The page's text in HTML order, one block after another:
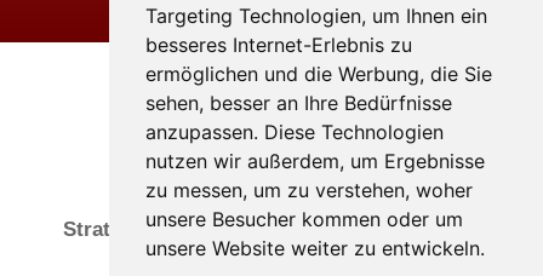
Targeting Technologien, um Ihnen ein
besseres Internet-Erlebnis zu
ermöglichen und die Werbung, die Sie
sehen, besser an Ihre Bedürfnisse
anzupassen. Diese Technologien
nutzen wir außerdem, um Ergebnisse
zu messen, um zu verstehen, woher
unsere Besucher kommen oder um
unsere Website weiter zu entwickeln.
REFERENZEN
Strategien entwickeln - Lösungen schaffen!